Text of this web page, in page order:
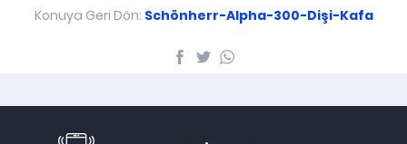
Konuya Geri Dön: Schönherr-Alpha-300-Dişi-Kafa